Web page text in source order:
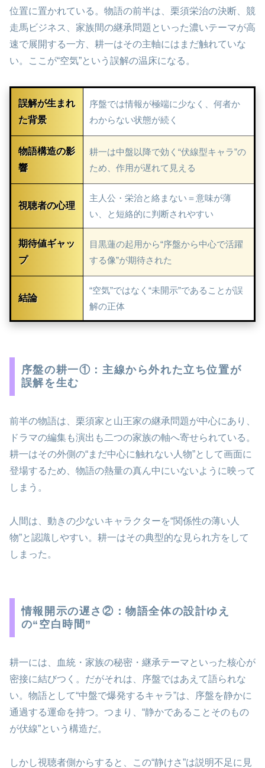
位置に置かれている。物語の前半は、栗須栄治の決断、競
走馬ビジネス、家族間の継承問題といった濃いテーマが高
速で展開する一方、耕一はその主軸にはまだ触れていな
い。ここが“空気”という誤解の温床になる。
誤解が生まれ
た背景
序盤では情報が極端に少なく、何者か
わからない状態が続く
物語構造の影
響
耕一は中盤以降で効く“伏線型キャラ”の
ため、作用が遅れて見える
視聴者の心理
主人公・栄治と絡まない＝意味が薄
い、と短絡的に判断されやすい
期待値ギャッ
プ
目黒蓮の起用から“序盤から中心で活躍
する像”が期待された
結論
“空気”ではなく“未開示”であることが誤
解の正体
序盤の耕一①：主線から外れた立ち位置が
誤解を生む
前半の物語は、栗須家と山王家の継承問題が中心にあり、
ドラマの編集も演出も二つの家族の軸へ寄せられている。
耕一はその外側の“まだ中心に触れない人物”として画面に
登場するため、物語の熱量の真ん中にいないように映って
しまう。
人間は、動きの少ないキャラクターを“関係性の薄い人
物”と認識しやすい。耕一はその典型的な見られ方をして
しまった。
情報開示の遅さ②：物語全体の設計ゆえ
の“空白時間”
耕一には、血統・家族の秘密・継承テーマといった核心が
密接に結びつく。だがそれは、序盤ではあえて語られな
い。物語として“中盤で爆発するキャラ”は、序盤を静かに
通過する運命を持つ。つまり、“静かであることそのもの
が伏線”という構造だ。
しかし視聴者側からすると、この“静けさ”は説明不足に見